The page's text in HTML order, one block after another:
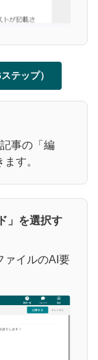
テップ）
事の「編
す。
」を選択す
ァイルのAI要